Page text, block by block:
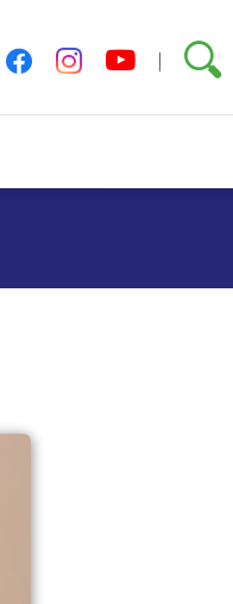
facebookinstagram
youtube
搜索